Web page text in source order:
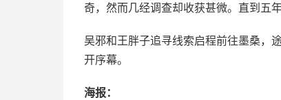
奇，然而几经调查却收获甚微。直到五
吴邪和王胖子追寻线索启程前往墨桑，
开序幕。
海报：